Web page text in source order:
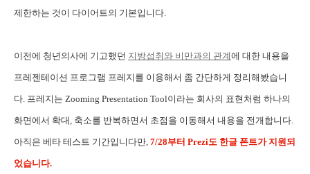
제한하는 것이 다이어트의 기본입니다.
이전에 청년의사에 기고했던 지방섭취와 비만과의 관계에 대한 내용을
프레젠테이션 프로그램 프레지를 이용해서 좀 간단하게 정리해봤습니
다. 프레지는 Zooming Presentation Tool이라는 회사의 표현처럼 하나의
화면에서 확대, 축소를 반복하면서 초점을 이동해서 내용을 전개합니다.
아직은 베타 테스트 기간입니다만, 7/28부터 Prezi도 한글 폰트가지원되
었습니다.